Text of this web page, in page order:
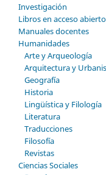
Investigación
Libros en acceso abierto
Manuales docentes
Humanidades
Arte y Arqueología
Arquitectura y
Geografía
Historia
Lingüística y Filología
Literatura
Traducciones
Filosofía
Revistas
Ciencias Sociales